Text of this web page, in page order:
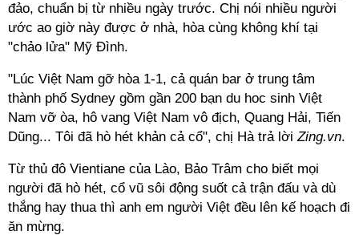
đảo, chuẩn bị từ nhiều ngày trước. Chị nói nhiều người
ước ao giờ này được ở nhà, hòa cùng không khí tại
"chảo lửa" Mỹ Đình.
"Lúc Việt Nam gỡ hòa 1-1, cả quán bar ở trung tâm
thành phố Sydney gồm gần 200 bạn du hoc sinh Việt
Nam vỡ òa, hô vang Việt Nam vô địch, Quang Hải, Tiến
Dũng... Tôi đã hò hét khản cả cổ", chị Hà trả lờiZing.vn.
Từ thủ đô Vientiane của Lào, Bảo Trâm cho biết mọi
người đã hò hét, cổ vũ sôi động suốt cả trận đấu và dù
thắng hay thua thì anh em người Việt đều lên kế hoạch đi
ăn mừng.